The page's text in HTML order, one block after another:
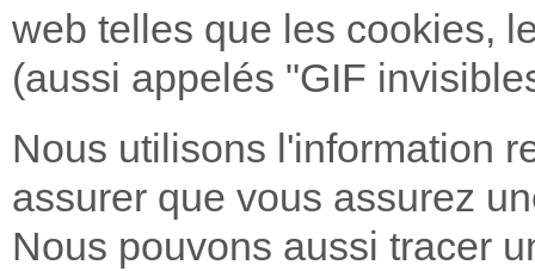
web telles que les cookies,
(aussi appelés "GIF
Nous utilisons l'information
assurer que vous assurez
Nous pouvons aussi tracer